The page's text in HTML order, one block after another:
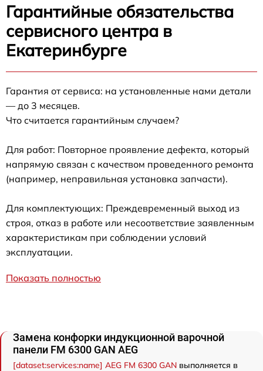
Гарантийные обязательства
сервисного центра в
Екатеринбурге
Гарантия от сервиса: на установленные нами детали
— до 3 месяцев.
Что считается гарантийным случаем?
Для работ: Повторное проявление дефекта, который
напрямую связан с качеством проведенного ремонта
(например, неправильная установка запчасти).
Для комплектующих: Преждевременный выход из
строя, отказ в работе или несоответствие заявленным
характеристикам при соблюдении условий
эксплуатации.
Показать полностью
Замена конфорки индукционной варочной
панели FM 6300 GAN AEG
[dataset:services:name] AEG FM 6300 GAN выполняется в